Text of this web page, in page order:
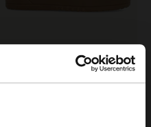
Schwarze Veloursleder-Sneaker